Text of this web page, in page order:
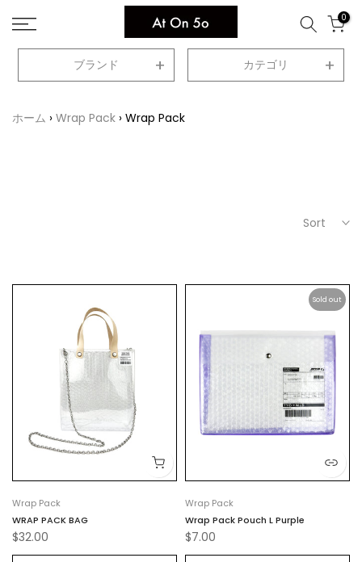
Skip
to
content
0
ブランド カテゴリ
ホーム Wrap Pack Wrap Pack
Sort
Wrap Pack
WRAP PACK BAG
$32.00
Sold out
Wrap Pack
Wrap Pack Pouch L Purple
$7.00